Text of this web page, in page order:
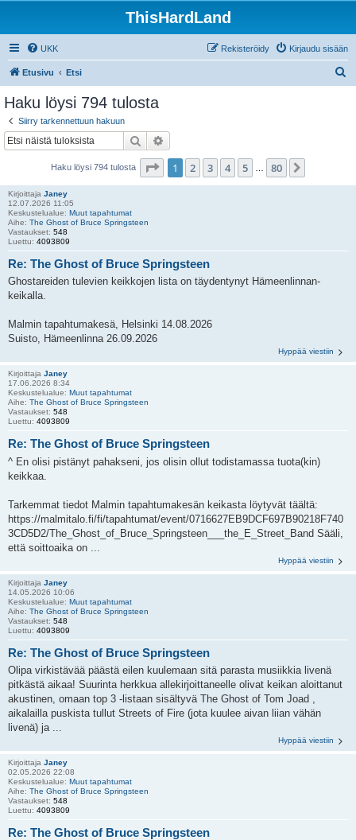
ThisHardLand
UKK Kirjaudu sisään
Rekisteröidy
Etusivu Etsi
Haku löysi 794 tulosta
Siirry tarkennettuun hakuun
Etsi
Haku löysi 794 tulosta Sivu /80
1 2 3 4 5 80
Kirjoittaja Janey
12.07.2026 11:05
Keskustelualue: Muut tapahtumat
Aihe: The Ghost of Bruce Springsteen
Vastaukset: 548
Luettu: 4093809
Re: The Ghost of Bruce Springsteen
Ghostareiden tulevien keikkojen lista on täydentynyt Hämeenlinnan-
keikalla.
Malmin tapahtumakesä, Helsinki 14.08.2026
Suisto, Hämeenlinna 26.09.2026
Hyppää viestiin
Kirjoittaja Janey
17.06.2026 8:34
Keskustelualue: Muut tapahtumat
Aihe: The Ghost of Bruce Springsteen
Vastaukset: 548
Luettu: 4093809
Re: The Ghost of Bruce Springsteen
^ En olisi pistänyt pahakseni, jos olisin ollut todistamassa tuota(kin)
keikkaa.
Tarkemmat tiedot Malmin tapahtumakesän keikasta löytyvät täältä:
https://malmitalo.fi/fi/tapahtumat/event/0716627EB9DCF697B90218F740
3CD5D2/The_Ghost_of_Bruce_Springsteen___the_E_Street_Band Sääli,
että soittoaika on ...
Hyppää viestiin
Kirjoittaja Janey
14.05.2026 10:06
Keskustelualue: Muut tapahtumat
Aihe: The Ghost of Bruce Springsteen
Vastaukset: 548
Luettu: 4093809
Re: The Ghost of Bruce Springsteen
Olipa virkistävää päästä eilen kuulemaan sitä parasta musiikkia livenä
pitkästä aikaa! Suurinta herkkua allekirjoittaneelle olivat keikan aloittanut
akustinen, omaan top 3 -listaan sisältyvä The Ghost of Tom Joad ,
aikalailla puskista tullut Streets of Fire (jota kuulee aivan liian vähän
livenä) ja ...
Hyppää viestiin
Kirjoittaja Janey
02.05.2026 22:08
Keskustelualue: Muut tapahtumat
Aihe: The Ghost of Bruce Springsteen
Vastaukset: 548
Luettu: 4093809
Re: The Ghost of Bruce Springsteen